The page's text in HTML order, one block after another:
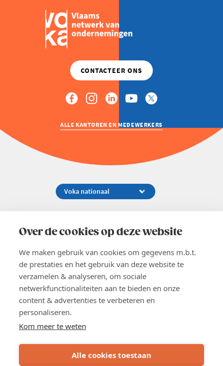
Over de cookies op deze website
We maken gebruik van cookies om gegevens m.b.t.
de prestaties en het gebruik van deze website te
verzamelen & analyseren, om sociale
netwerkfunctionaliteiten aan te bieden en onze
content & advertenties te verbeteren en
personaliseren.
Kom meer te weten
Alle cookies toestaan
ALLE KANTOREN EN MEDEWERKERS
02 229 81 11
EN
Word lid
Voka 2026